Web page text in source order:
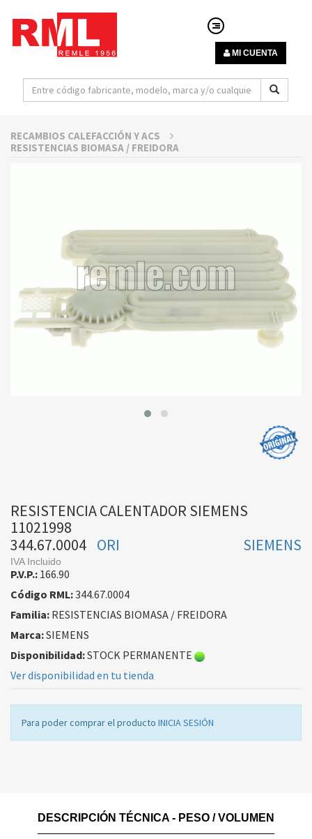
MI CUENTA
RECAMBIOS CALEFACCIÓN Y ACS
RESISTENCIAS BIOMASA / FREIDORA
RESISTENCIA CALENTADOR SIEMENS
11021998
344.67.0004
SIEMENS
ORI
IVA Incluido
P.V.P.: 166.90
Código RML:344.67.0004
Familia: RESISTENCIAS BIOMASA / FREIDORA
Marca:SIEMENS
Disponibilidad:STOCK PERMANENTE
Ver disponibilidad en tu tienda
Para poder comprar el producto INICIA SESIÓN
DESCRIPCIÓN TÉCNICA - PESO / VOLUMEN